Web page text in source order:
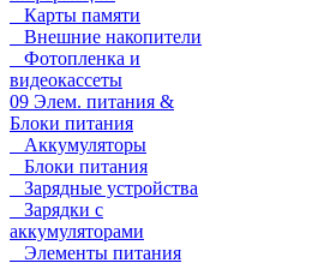
Карты памяти
Внешние накопители
Фотопленка и
видеокассеты
09 Элем. питания &
Блоки питания
Аккумуляторы
Блоки питания
Зарядные устройства
Зарядки с
аккумуляторами
Элементы питания